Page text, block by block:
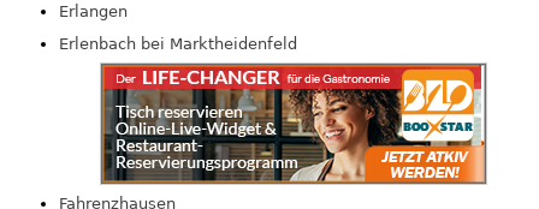
Erlangen
Erlenbach bei Marktheidenfeld
Fahrenzhausen